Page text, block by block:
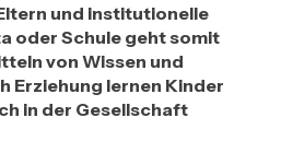
und institutionelle
oder Schule geht somit
von Wissen und
Erziehung lernen Kinder
in der Gesellschaft